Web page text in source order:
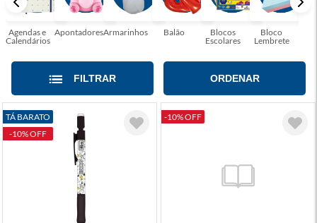
seus escritórios, temos tudo que você precisa!
Agendas e
Calendários
ApontadoresArmarinhos Balão
Blocos
Escolares
Bloco
Lembrete
FILTRAR ORDENAR
TÁ BARATO
-10% OFF
-10% OFF